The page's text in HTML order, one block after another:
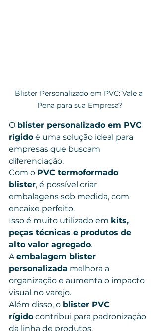
Blister Personalizado em PVC: Vale a
Pena para sua Empresa?
O blister personalizado em PVC
rígido é uma solução ideal para
empresas que buscam
diferenciação.
Com o PVC termoformado
blister, é possível criar
embalagens sob medida, com
encaixe perfeito.
Isso é muito utilizado em kits,
peças técnicas e produtos de
alto valor agregado.
A embalagem blister
personalizada melhora a
organização e aumenta o impacto
visual no varejo.
Além disso, o blister PVC
rígido contribui para padronização
da linha de produtos.